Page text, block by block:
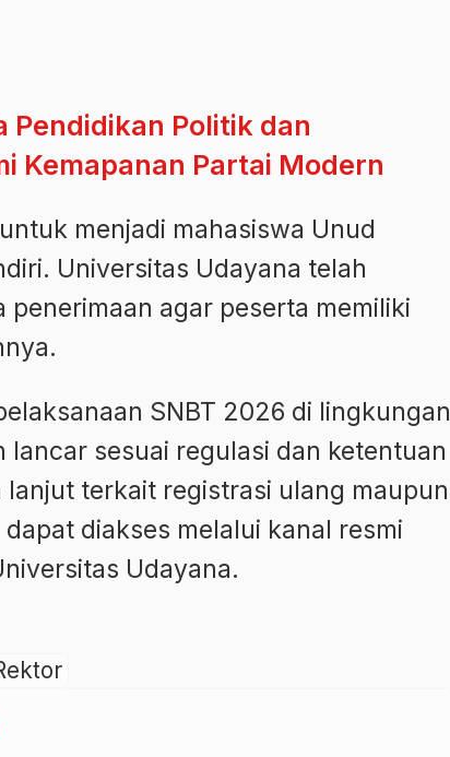
Pendidikan Politik dan
Kemapanan Partai Modern
menjadi mahasiswa Unud
Universitas Udayana telah
penerimaan agar peserta memiliki
SNBT 2026 di lingkungan
lancar sesuai regulasi dan ketentuan
terkait registrasi ulang maupun
diakses melalui kanal resmi
Udayana.